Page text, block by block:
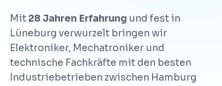
Mit 28 Jahren Erfahrung und fest in
Lüneburg verwurzelt bringen wir
Elektroniker, Mechatroniker und
technische Fachkräfte mit den besten
Industriebetrieben zwischen Hamburg